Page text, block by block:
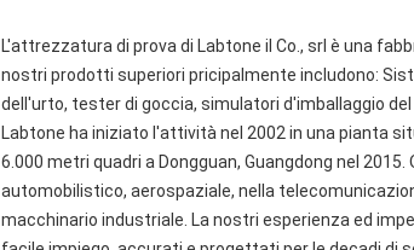
L'attrezzatura di prova di Labtone il Co., srl è una
nostri prodotti superiori pricipalmente includono:
dell'urto, tester di goccia, simulatori d'imballaggio
Labtone ha iniziato l'attività nel 2002 in una pianta
6.000 metri quadri a Dongguan, Guangdong nel
automobilistico, aerospaziale, nella
macchinario industriale. La nostri esperienza ed